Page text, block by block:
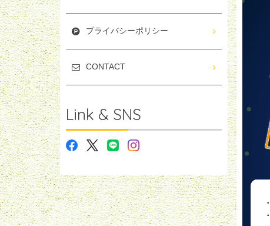
プライバシーポリシー
CONTACT
Link & SNS